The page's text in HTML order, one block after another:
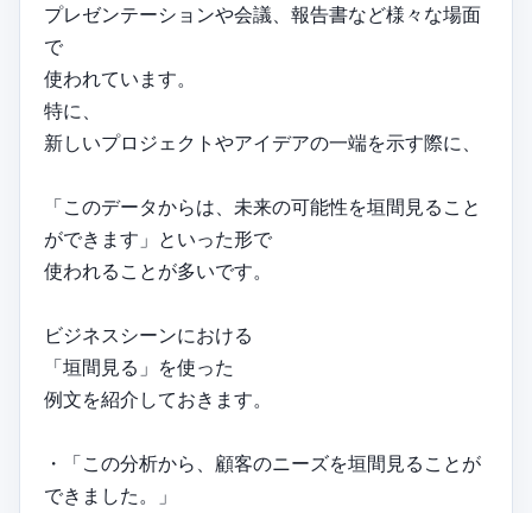
プレゼンテーションや会議、報告書など様々な場面
で
使われています。
特に、
新しいプロジェクトやアイデアの一端を示す際に、
「このデータからは、未来の可能性を垣間見ること
ができます」といった形で
使われることが多いです。
ビジネスシーンにおける
「垣間見る」を使った
例文を紹介しておきます。
・「この分析から、顧客のニーズを垣間見ることが
できました。」